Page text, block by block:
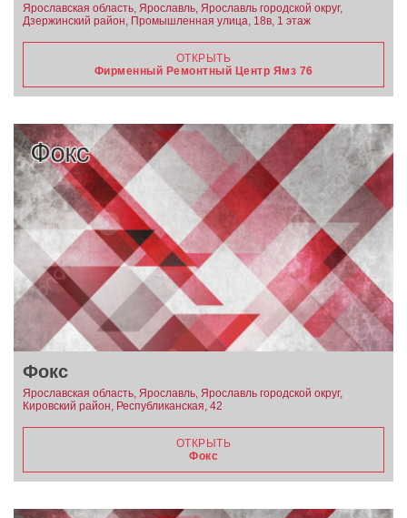
Ярославская область, Ярославль, Ярославль городской округ,
Дзержинский район, Промышленная улица, 18в, 1 этаж
ОТКРЫТЬ
Фирменный Ремонтный Центр Ямз 76
Фокс
Ярославская область, Ярославль, Ярославль городской округ,
Кировский район, Республиканская, 42
ОТКРЫТЬ
Фокс